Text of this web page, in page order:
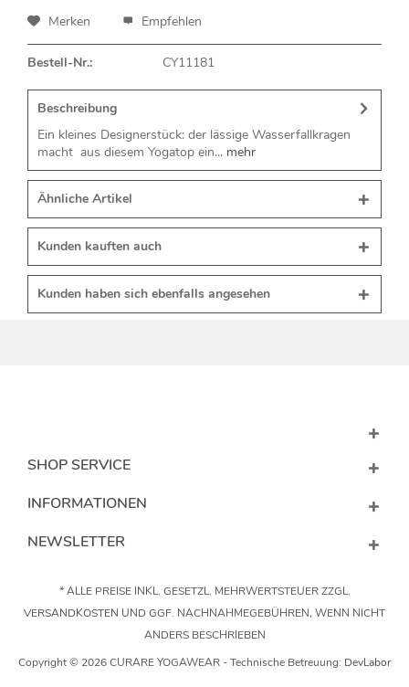
Merken Empfehlen
Bestell-Nr.: CY11181
Beschreibung
Ein kleines Designerstück: der lässige Wasserfallkragen
macht aus diesem Yogatop ein... mehr
Ähnliche Artikel
Kunden kauften auch
Kunden haben sich ebenfalls angesehen
SHOP SERVICE
INFORMATIONEN
NEWSLETTER
* ALLE PREISE INKL. GESETZL. MEHRWERTSTEUER ZZGL.
VERSANDKOSTEN UND GGF. NACHNAHMEGEBÜHREN, WENN NICHT
ANDERS BESCHRIEBEN
Copyright © 2026 CURARE YOGAWEAR - Technische Betreuung: DevLabor